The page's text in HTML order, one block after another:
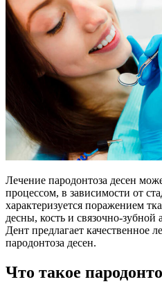
Лечение пародонтоза десен
процессом, в зависимости от
характеризуется поражением
десны, кость и связочно-
Дент предлагает качественное
пародонтоза десен.
Что такое